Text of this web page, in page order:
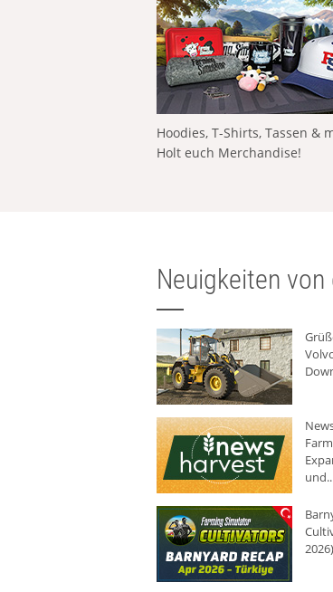
Hoodies, T-Shirts, Tassen &
Holt euch Merchandise!
Neuigkeiten von